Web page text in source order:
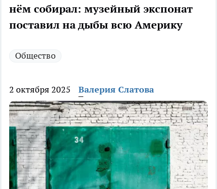
нём собирал: музейный экспонат
поставил на дыбы всю Америку
Общество
2 октября 2025 Валерия Слатова